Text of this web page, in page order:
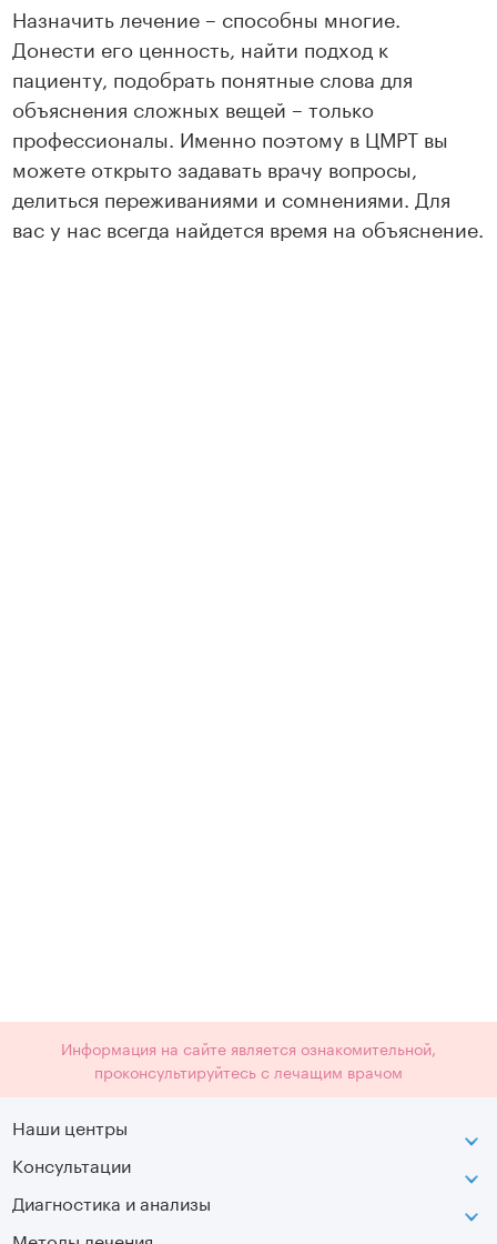
Назначить лечение – способны многие.
Донести его ценность, найти подход к
пациенту, подобрать понятные слова для
объяснения сложных вещей – только
профессионалы. Именно поэтому в ЦМРТ вы
можете открыто задавать врачу вопросы,
делиться переживаниями и сомнениями. Для
вас у нас всегда найдется время на объяснение.
Информация на сайте является ознакомительной,
проконсультируйтесь с лечащим врачом
Наши центры
Петроградская
Лаборатория движения
Консультации
Диагностика и анализы
МРТ